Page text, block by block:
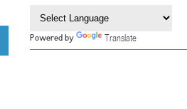
Powered by Translate